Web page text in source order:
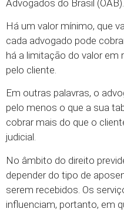
Advogados do Brasil (OAB).
Há um valor mínimo, que
cada advogado pode
há a limitação do valor em
pelo cliente.
Em outras palavras, o
pelo menos o que a sua
cobrar mais do que o
judicial.
No âmbito do direito
depender do tipo de
serem recebidos. Os
influenciam, portanto, em